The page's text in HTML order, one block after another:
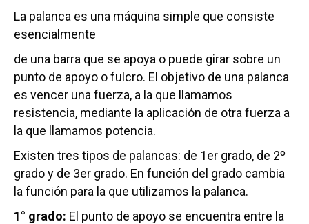
La palanca es una máquina simple que consiste
esencialmente
de una barra que se apoya o puede girar sobre un
punto de apoyo o fulcro. El objetivo de una palanca
es vencer una fuerza, a la que llamamos
resistencia, mediante la aplicación de otra fuerza a
la que llamamos potencia.
Existen tres tipos de palancas: de 1er grado, de 2º
grado y de 3er grado. En función del grado cambia
la función para la que utilizamos la palanca.
1° grado: El punto de apoyo se encuentra entre la